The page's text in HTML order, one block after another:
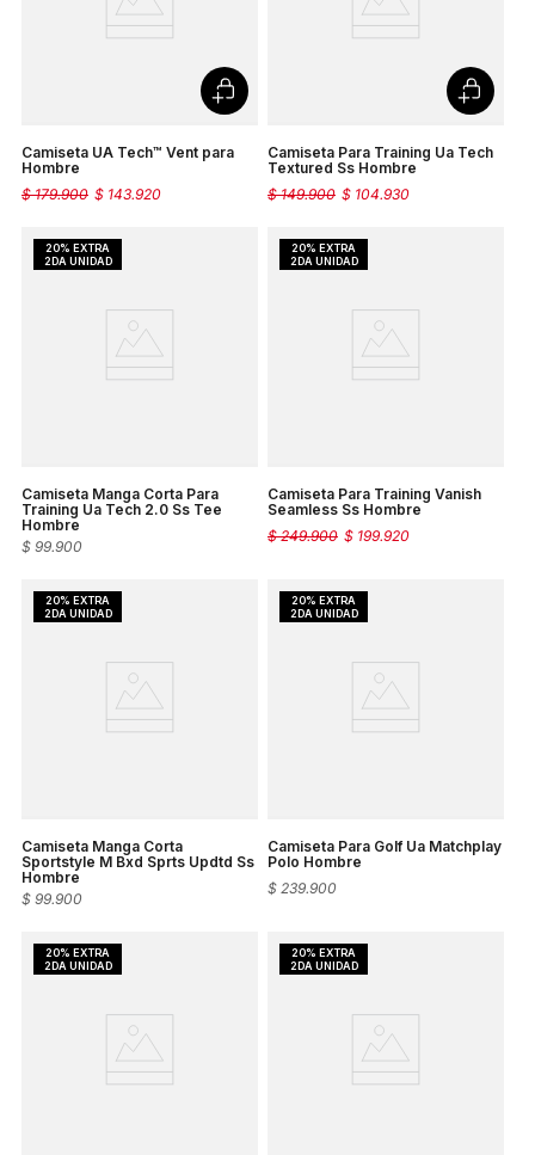
Camiseta UA Tech™ Vent para
Hombre
$ 143.920
$ 179.900
Camiseta Para Training Ua Tech
Textured Ss Hombre
$ 104.930
$ 149.900
Camiseta Manga Corta Para
Training Ua Tech 2.0 Ss Tee
Hombre
$ 99.900
Camiseta Para Training Vanish
Seamless Ss Hombre
$ 199.920
$ 249.900
Camiseta Manga Corta
Sportstyle M Bxd Sprts Updtd Ss
Hombre
$ 99.900
Camiseta Para Golf Ua Matchplay
Polo Hombre
$ 239.900